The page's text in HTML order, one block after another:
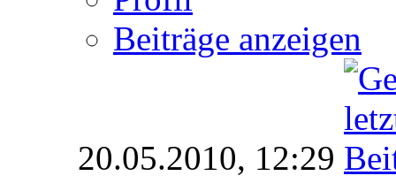
Beiträge anzeigen
20.05.2010, 12:29